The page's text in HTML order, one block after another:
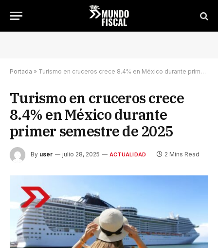
Portada » Turismo en cruceros crece 8.4% en México durante primer semestre de 2025
Turismo en cruceros crece
8.4% en México durante
primer semestre de 2025
By user julio 28, 2025 ACTUALIDAD 2 Mins Read